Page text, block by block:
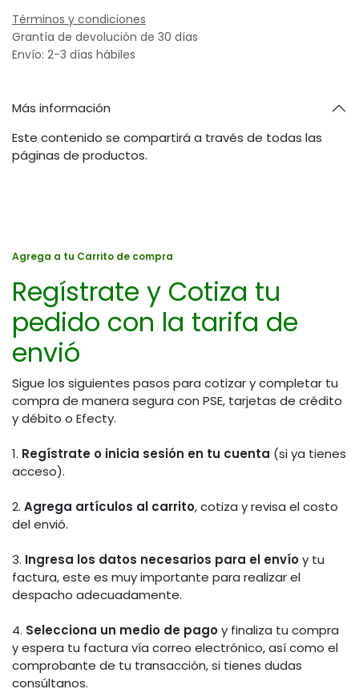
Términos y condiciones
Grantía de devolución de 30 días
Envío: 2-3 días hábiles
Más información
Este contenido se compartirá a través de todas las
páginas de productos.
Agrega a tu Carrito de compra
Regístrate y Cotiza tu
pedido con la tarifa de
envió
Sigue los siguientes pasos para cotizar y completar tu
compra de manera segura con PSE, tarjetas de crédito
y débito o Efecty.
1. Regístrate o inicia sesión en tu cuenta (si ya tienes
acceso).
2. Agrega artículos al carrito, cotiza y revisa el costo
del envió.
3. Ingresa los datos necesarios para el envíoy tu
factura, este es muy importante para realizar el
despacho adecuadamente.
4. Selecciona un medio de pagoy finaliza tu compra
y espera tu factura vía correo electrónico, así como el
comprobante de tu transacción, si tienes dudas
consúltanos.